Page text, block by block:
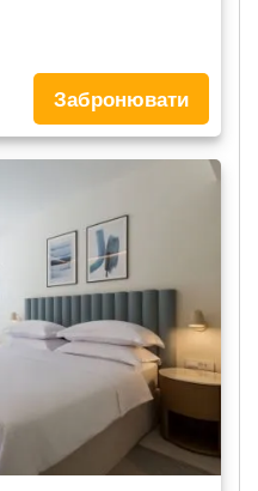
Забронювати